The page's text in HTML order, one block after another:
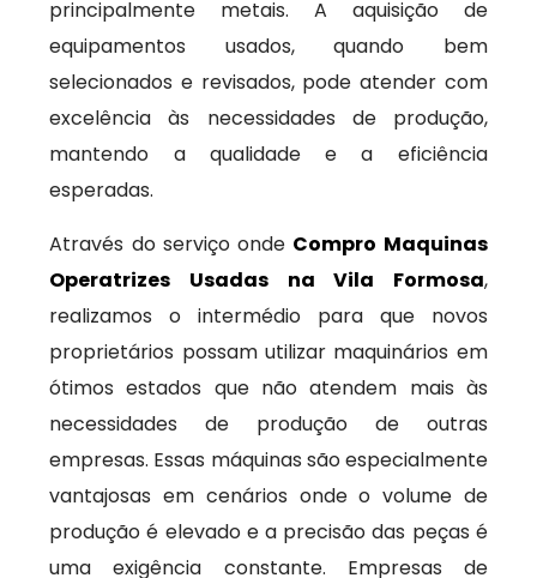
principalmente metais. A aquisição de
equipamentos usados, quando bem
selecionados e revisados, pode atender com
excelência às necessidades de produção,
mantendo a qualidade e a eficiência
esperadas.
Através do serviço onde Compro Maquinas
Operatrizes Usadas na Vila Formosa,
realizamos o intermédio para que novos
proprietários possam utilizar maquinários em
ótimos estados que não atendem mais às
necessidades de produção de outras
empresas. Essas máquinas são especialmente
vantajosas em cenários onde o volume de
produção é elevado e a precisão das peças é
uma exigência constante. Empresas de